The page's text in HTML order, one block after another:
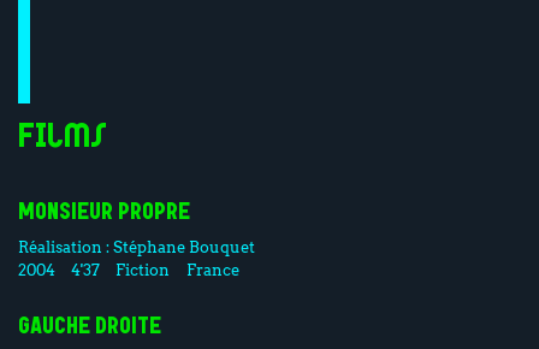
Films
MONSIEUR PROPRE
Réalisation :Stéphane Bouquet
2004
4'37 Fiction France
GAUCHE DROITE